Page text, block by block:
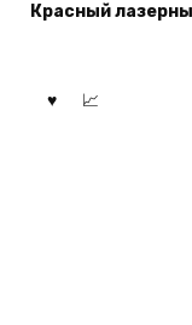
Красный